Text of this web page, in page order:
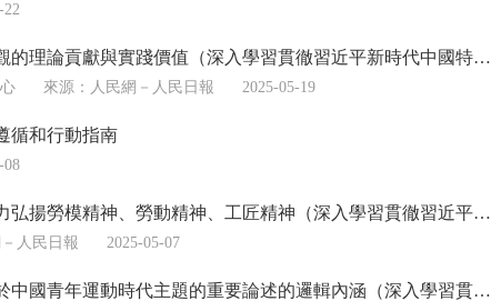
22
的理論貢獻與實踐價值（深入學習貫徹習近平新時代中國特…
來源： 人民網－人民日報 2025-05-19
循和行動指南
08
弘揚勞模精神、勞動精神、工匠精神（深入學習貫徹習近平…
人民日報 2025-05-07
中國青年運動時代主題的重要論述的邏輯內涵（深入學習貫…